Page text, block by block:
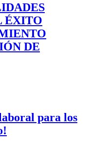
ÉXITO
DE
para los